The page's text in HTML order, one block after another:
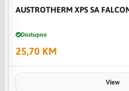
AUSTROTHERM XPS SA
Dostupno
25,70 KM
View